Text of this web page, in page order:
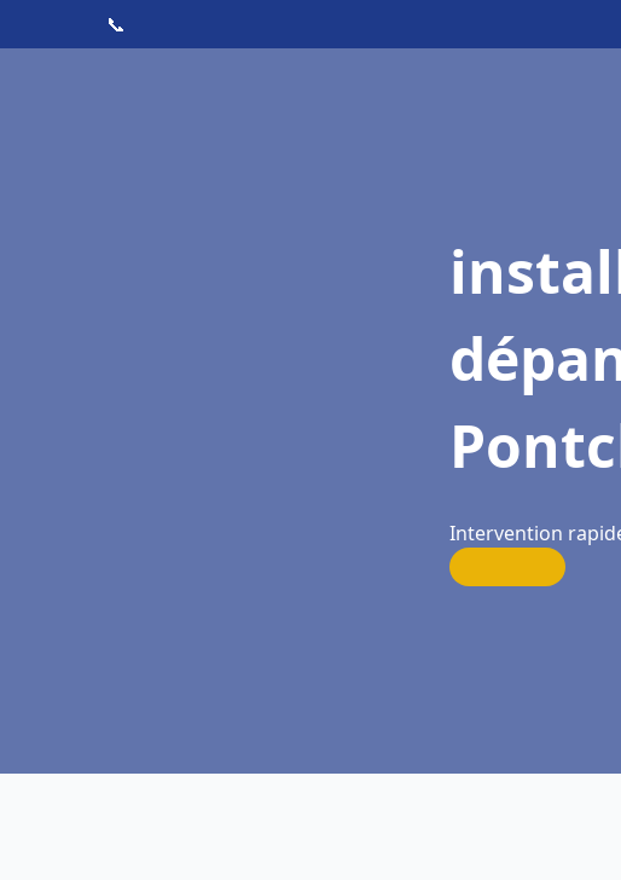
📞
Intervention